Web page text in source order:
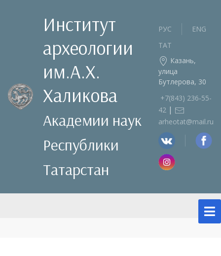
Институт
археологии
им.А.Х.
Халикова
Академии наук
Республики
Татарстан
РУС
ENG
ТАТ
Казань,
улица
Бутлерова, 30
+7(843) 236‑55-
42 |
arheotat@mail.ru